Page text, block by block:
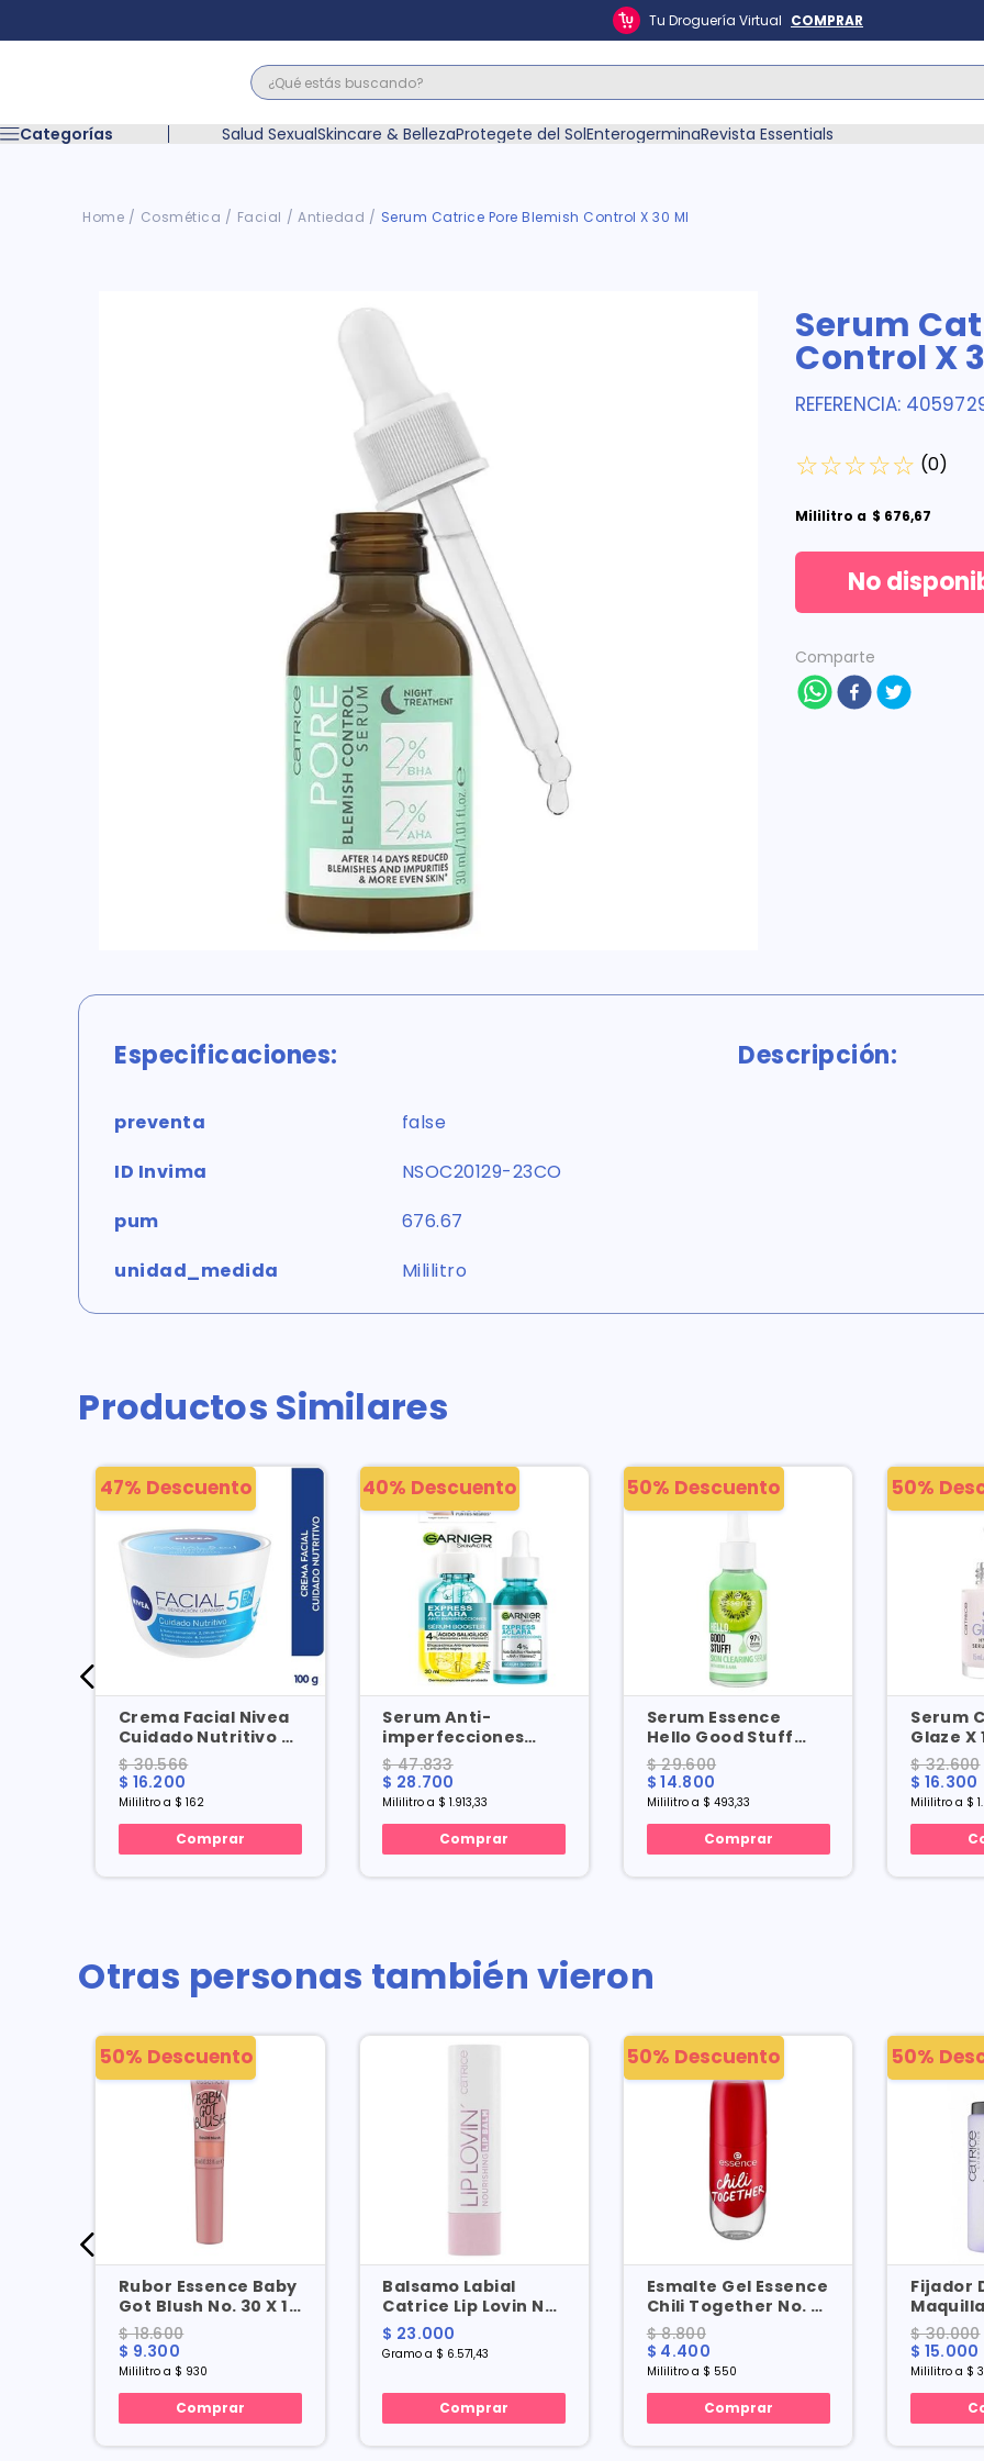
Tu Droguería Virtual COMPRAR
¿Qué estás buscando?
Categorías Salud SexualSkincare & BellezaProtegete del SolEnterogerminaRevista Essentials
Cosmética Facial Antiedad Serum Catrice Pore Blemish Control X 30 Ml
Serum
Control X
REFERENCIA:
☆☆☆☆☆ (0)
Mililitro a $ 676,67
No
Comparte
Especificaciones:
preventa
false
ID Invima
NSOC20129-23CO
pum
676.67
unidad_medida
Mililitro
Descripción:
Productos Similares
47% Descuento
Crema Facial Nivea
Cuidado Nutritivo X
100 Ml
$ 30.566
$ 16.200
Mililitro a $ 162
Comprar
40% Descuento
Serum Anti-
imperfecciones
Garnier Express
Aclara 4% X 15 Ml
$ 47.833
$ 28.700
Mililitro a $ 1.913,33
Comprar
50% Descuento
Serum Essence
Hello Good Stuff
Skin Clearing X 30 Ml
$ 29.600
$ 14.800
Mililitro a $ 493,33
Comprar
50%
Serum
Glaze X
$ 32.600
$ 16.300
Mililitro a $
Otras personas también vieron
50% Descuento
Rubor Essence Baby
Got Blush No. 30 X 10
Ml
$ 18.600
$ 9.300
Mililitro a $ 930
Comprar
Balsamo Labial
Catrice Lip Lovin No.
30 X 3.5 Gr
$ 23.000
Gramo a $ 6.571,43
Comprar
50% Descuento
Esmalte Gel Essence
Chili Together No. 16
X 8 Ml
$ 8.800
$ 4.400
Mililitro a $ 550
Comprar
50%
Fijador
Prime
Spray X
$ 30.000
$ 15.000
Mililitro a $
Términos Más Buscados
.
4
7.
wegovy
cyclofem
10
vitamina c